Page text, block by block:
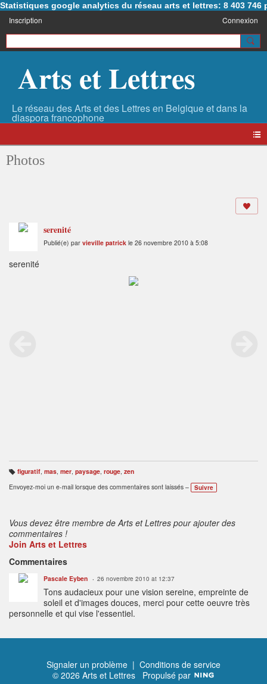
Statistiques google analytics du réseau arts et lettres: 8 403 746
Inscription Connexion
Arts et Lettres
Photos
serenité
Publié(e) par vieville patrick le 26 novembre 2010 à 5:08
serenité
B
ali
s
figuratif, mas, mer, paysage, rouge, zen
Envoyez-moi un e-mail lorsque des commentaires sont laissés –
Suivre
Vous devez être membre de Arts et Lettres pour ajouter des
commentaires !
Join Arts et Lettres
Commentaires
Pascale Eyben 26 novembre 2010 at 12:37
Tons audacieux pour une vision sereine, empreinte de
soleil et d'images douces, merci pour cette oeuvre très
personnelle et qui vise l'essentiel.
Signaler un problème | Conditions de service
© 2026 Arts et Lettres Propulsé par